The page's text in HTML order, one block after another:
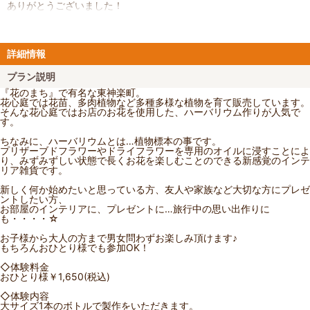
ありがとうございました！
詳細情報
プラン説明
『花のまち』で有名な東神楽町。
花心庭では花苗、多肉植物など多種多様な植物を育て販売しています。
そんな花心庭ではお店のお花を使用した、ハーバリウム作りが人気で
す。
ちなみに、ハーバリウムとは…植物標本の事です。
プリザーブドフラワーやドライフラワーを専用のオイルに浸すことによ
り、みずみずしい状態で長くお花を楽しむことのできる新感覚のインテ
リア雑貨です。
新しく何か始めたいと思っている方、友人や家族など大切な方にプレゼ
ントしたい方、
お部屋のインテリアに、プレゼントに…旅行中の思い出作りに
も・・・・☆
お子様から大人の方まで男女問わずお楽しみ頂けます♪
もちろんおひとり様でも参加OK！
◇体験料金
おひとり様￥1,650(税込)
◇体験内容
大サイズ1本のボトルで製作をいただきます。